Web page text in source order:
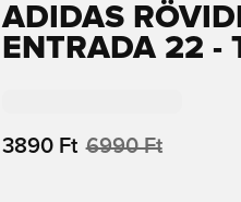
ADIDAS
ENTRADA 22 -
3890 Ft 6990 Ft